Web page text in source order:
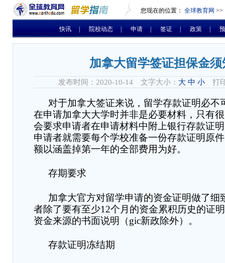
您现在的位置： 全球教育网 >>
快讯 院校动态 申请 签证 政策
加拿大留学签证担保金须
发布时间：2020-10-14 文字大小： 大 中 小 打
对于加拿大签证来说，留学存款证明必不
在申请加拿大大学时并非是必要材料，只有
会要求申请者在申请材料中附上银行存款证
申请者就需要每个学校准备一份存款证明原
额以涵盖掉第一年的全部费用为好。
存期要求
加拿大官方对留学申请的资金证明做了细
者除了要有至少12个月的资金累积历史的证
资金来源的书面说明（gic新政除外）。
存款证明冻结期